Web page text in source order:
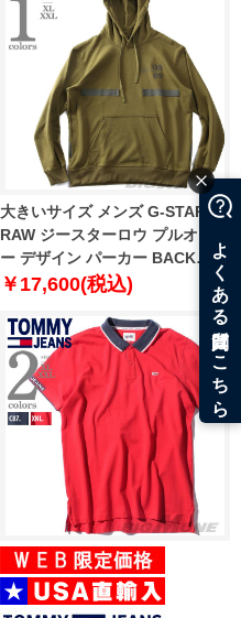
大きいサイズ メンズ G-STAR
RAW ジースターロウ プルオーバ
ー デザイン パーカー BACK
TAPE HOODED SWEATER
￥17,600(税込)